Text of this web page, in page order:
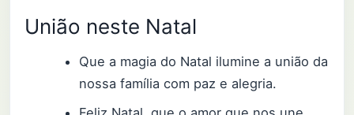
União neste Natal
Que a magia do Natal ilumine a união da
nossa família com paz e alegria.